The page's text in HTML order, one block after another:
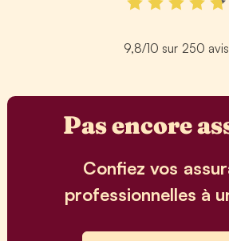
9,8/10 sur 250 avis
Pas encore
Confiez vos
professionnelles à